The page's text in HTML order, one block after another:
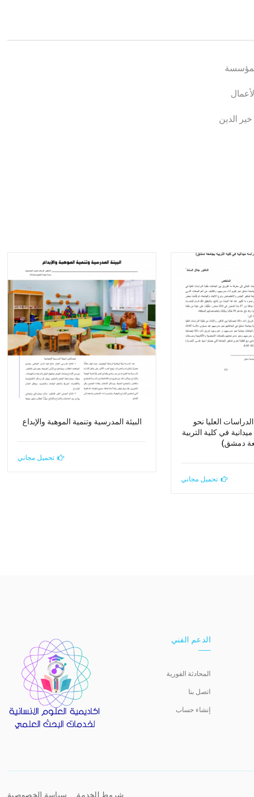
الدين
العليا نحو
في كلية التربية
دمشق)
تحميل مجاني
البيئة المدرسية وتنمية الموهبة والإبداع
تحميل مجاني
الدعم الفني
المحادثة الفورية
اتصل بنا
إنشاء حساب
شروط الخدمة سياسة الخصوصية